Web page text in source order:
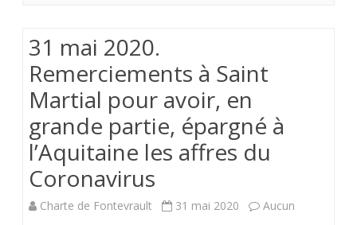
heures.
des-
Lions
Limoges
)
le
jeudi
31 mai 2020.
Remerciements à Saint
Martial pour avoir, en
grande partie, épargné à
l’Aquitaine les affres du
Coronavirus
Charte de Fontevrault 31 mai 2020
Aucun